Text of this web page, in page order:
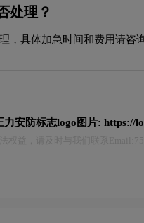
处理？
，具体加急时间和费用请咨
力安防标志logo图片: https://